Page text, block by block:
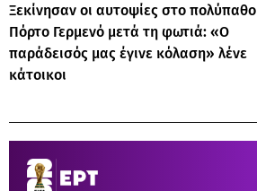
Ξεκίνησαν οι αυτοψίες στο πολύπαθο
Πόρτο Γερμενό μετά τη φωτιά: «Ο
παράδεισός μας έγινε κόλαση» λένε
κάτοικοι